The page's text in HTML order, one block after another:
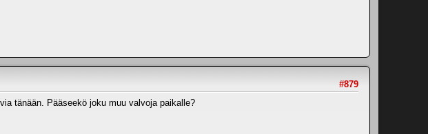
#879
tänään. Pääseekö joku muu valvoja paikalle?